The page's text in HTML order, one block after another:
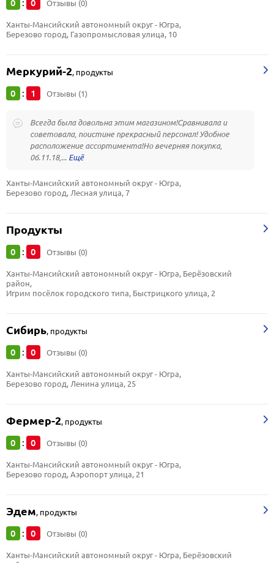
0 : 0 Отзывы (0)
Ханты-Мансийский автономный округ - Югра,
Березово город, Газопромысловая улица, 10
Меркурий-2, продукты
0 : 1 Отзывы (1)
Всегда была довольна этим магазином!Сравнивала и
советовала, поистине прекрасный персонал! Удобное
расположение ассортимента!Но вечерняя покупка,
06.11.18,...
Ханты-Мансийский автономный округ - Югра,
Березово город, Лесная улица, 7
Продукты
0 : 0 Отзывы (0)
Ханты-Мансийский автономный округ - Югра, Берёзовский
район,
Игрим посёлок городского типа, Быстрицкого улица, 2
Сибирь, продукты
0 : 0 Отзывы (0)
Ханты-Мансийский автономный округ - Югра,
Березово город, Ленина улица, 25
Фермер-2, продукты
0 : 0 Отзывы (0)
Ханты-Мансийский автономный округ - Югра,
Березово город, Аэропорт улица, 21
Эдем, продукты
0 : 0 Отзывы (0)
Ханты-Мансийский автономный округ - Югра, Берёзовский